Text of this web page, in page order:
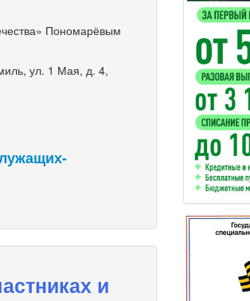
Пономарёвым
ул. 1 Мая, д. 4,
и